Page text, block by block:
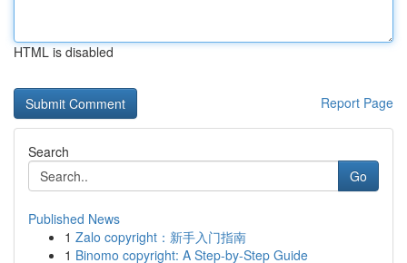
HTML is disabled
Report Page
Search
Go
Published News
1 Zalo copyright：新手入门指南
1 Binomo copyright: A Step-by-Step Guide